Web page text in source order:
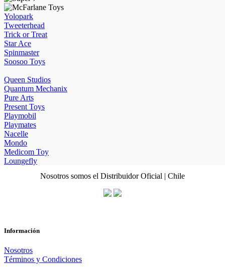
Yolopark
Tweeterhead
Trick or Treat
Star Ace
Spinmaster
Soosoo Toys
Queen Studios
Quantum Mechanix
Pure Arts
Present Toys
Playmobil
Playmates
Nacelle
Mondo
Medicom Toy
Loungefly
Nosotros somos el Distribuidor Oficial | Chile
Información
Nosotros
Términos y Condiciones